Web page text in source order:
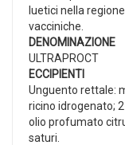
luetici nella
vacciniche.
DENOMINAZIONE
ULTRAPROCT
ECCIPIENTI
Unguento rettale:
ricino idrogenato;
olio profumato
saturi.